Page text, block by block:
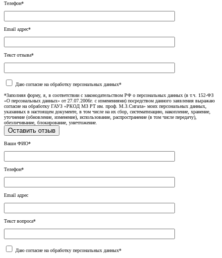
Телефон*
Email адрес*
Текст отзыва*
Даю согласие на обработку персональных данных*
*Заполняя форму, я, в соответствии с законодательством РФ о персональных данных (в т.ч. 152-ФЗ
«О персональных данных» от 27.07.2006г. с изменениями) посредством данного заявления выражаю
согласие на обработку ГАУЗ «РКОД МЗ РТ им. проф. М.З.Сигала» моих персональных данных,
указанных в настоящем документе, в том числе на их сбор, систематизацию, накопление, хранение,
уточнение (обновление, изменение), использование, распространение (в том числе передачу),
обезличивание, блокирование, уничтожение.
Ваши ФИО*
Телефон*
Email адрес
Текст вопроса*
Даю согласие на обработку персональных данных*